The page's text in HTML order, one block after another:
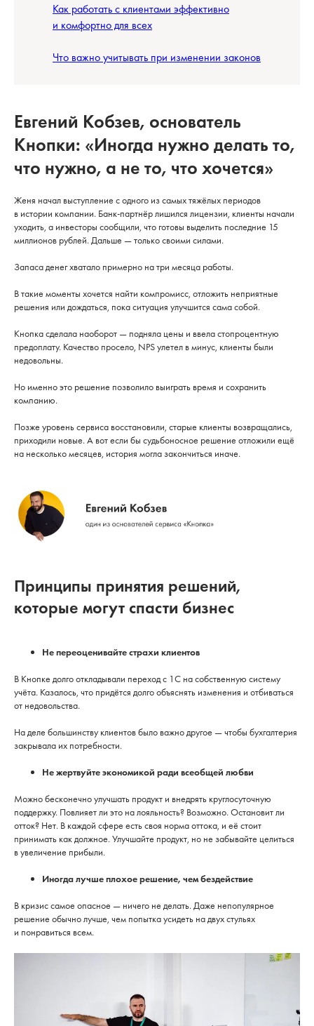
Как работать с клиентами эффективно
и комфортно для всех
Что важно учитывать при изменении законов
Евгений Кобзев, основатель
Кнопки: «Иногда нужно делать то,
что нужно, а не то, что хочется»
Женя начал выступление с одного из самых тяжёлых периодов
в истории компании. Банк-партнёр лишился лицензии, клиенты начали
уходить, а инвесторы сообщили, что готовы выделить последние 15
миллионов рублей. Дальше — только своими силами.
Запаса денег хватало примерно на три месяца работы.
В такие моменты хочется найти компромисс, отложить неприятные
решения или дождаться, пока ситуация улучшится сама собой.
Кнопка сделала наоборот — подняла цены и ввела стопроцентную
предоплату. Качество просело, NPS улетел в минус, клиенты были
недовольны.
Но именно это решение позволило выиграть время и сохранить
компанию.
Позже уровень сервиса восстановили, старые клиенты возвращались,
приходили новые. А вот если бы судьбоносное решение отложили ещё
на несколько месяцев, история могла закончиться иначе.
Принципы принятия решений,
которые могут спасти бизнес
Не переоценивайте страхи клиентов
В Кнопке долго откладывали переход с 1С на собственную систему
учёта. Казалось, что придётся долго объяснять изменения и отбиваться
от недовольства.
На деле большинству клиентов было важно другое — чтобы бухгалтерия
закрывала их потребности.
Не жертвуйте экономикой ради всеобщей любви
Можно бесконечно улучшать продукт и внедрять круглосуточную
поддержку. Повлияет ли это на лояльность? Возможно. Остановит ли
отток? Нет. В каждой сфере есть своя норма оттока, и её стоит
принимать как должное. Улучшайте продукт, но не забывайте целиться
в увеличение прибыли.
Иногда лучше плохое решение, чем бездействие
В кризис самое опасное — ничего не делать. Даже непопулярное
решение обычно лучше, чем попытка усидеть на двух стульях
и понравиться всем.